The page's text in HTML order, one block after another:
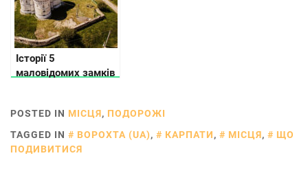
Історії 5
маловідомих замків
POSTED IN МІСЦЯ, ПОДОРОЖІ
TAGGED IN
ВОРОХТА (UA), КАРПАТИ, МІСЦЯ,
ЩО
ПОДИВИТИСЯ